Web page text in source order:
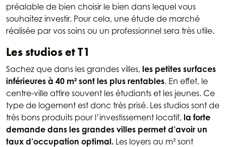
préalable de bien choisir le bien dans lequel vous
souhaitez investir. Pour cela, une étude de marché
réalisée par vos soins ou un professionnel sera très utile.
Les studios et T1
Sachez que dans les grandes villes, les petites surfaces
inférieures à 40 m² sont les plus rentables. En effet, le
centre-ville attire souvent les étudiants et les jeunes. Ce
type de logement est donc très prisé. Les studios sont de
très bons produits pour l’investissement locatif, la forte
demande dans les grandes villes permet d’avoir un
taux d’occupation optimal. Les loyers au m² sont